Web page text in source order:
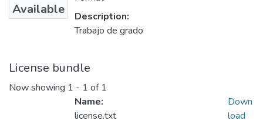
Available
Description:
Trabajo de grado
License bundle
Now showing 1 - 1 of 1
Name:
license.txt
Down
load